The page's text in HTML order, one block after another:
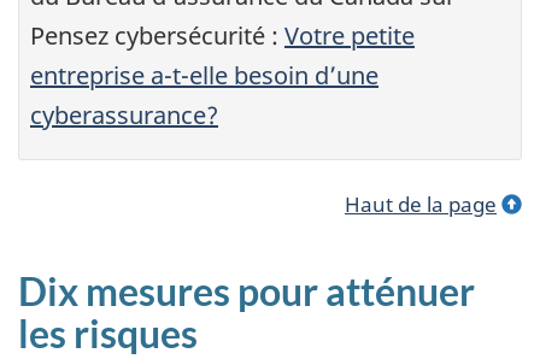
Pensez cybersécurité : Votre petite
entreprise a-t-elle besoin d’une
cyberassurance?
Haut de la page
Dix mesures pour atténuer
les risques